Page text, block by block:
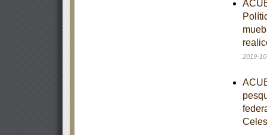
2019-